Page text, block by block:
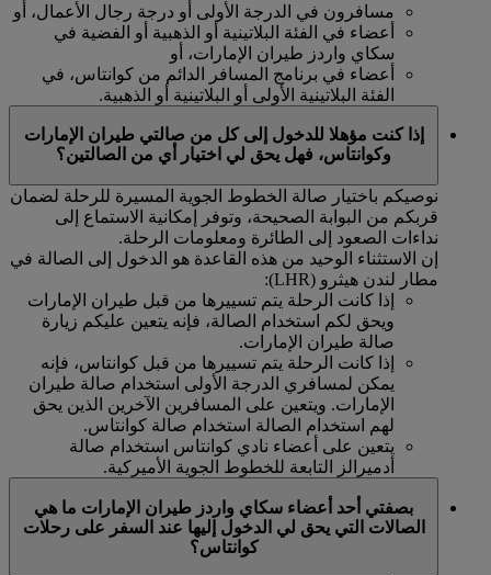
مسافرون في الدرجة الأولى أو درجة رجال الأعمال، أو
أعضاء في الفئة البلاتينية أو الذهبية أو الفضية في
سكاي واردز طيران الإمارات، أو
أعضاء في برنامج المسافر الدائم من كوانتاس، في
الفئة البلاتينية الأولى أو البلاتينية أو الذهبية.
إذا كنت مؤهلا للدخول إلى كل من صالتي طيران الإمارات
وكوانتاس، فهل يحق لي اختيار أي من الصالتين؟
نوصيكم باختيار صالة الخطوط الجوية المسيرة للرحلة لضمان
قربكم من البوابة الصحيحة، وتوفر إمكانية الاستماع إلى
نداءات الصعود إلى الطائرة ومعلومات الرحلة.
إن الاستثناء الوحيد من هذه القاعدة هو الدخول إلى الصالة في
مطار لندن هيثرو (LHR):
إذا كانت الرحلة يتم تسييرها من قبل طيران الإمارات
ويحق لكم استخدام الصالة، فإنه يتعين عليكم زيارة
صالة طيران الإمارات.
إذا كانت الرحلة يتم تسييرها من قبل كوانتاس، فإنه
يمكن لمسافري الدرجة الأولى استخدام صالة طيران
الإمارات. ويتعين على المسافرين الآخرين الذين يحق
لهم استخدام الصالة استخدام صالة كوانتاس.
يتعين على أعضاء نادي كوانتاس استخدام صالة
أدميرالز التابعة للخطوط الجوية الأميركية.
بصفتي أحد أعضاء سكاي واردز طيران الإمارات ما هي
الصالات التي يحق لي الدخول إليها عند السفر على رحلات
كوانتاس؟